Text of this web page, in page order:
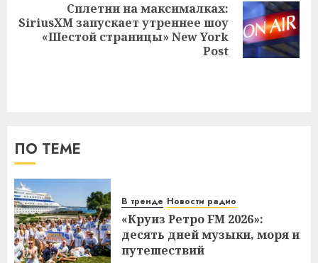
Следующая
запись:
Сплетни на максималках:
SiriusXM запускает утреннее шоу
«Шестой страницы» New York
Post
ПО ТЕМЕ
В тренде Новости радио
«Круиз Ретро FM 2026»:
десять дней музыки, моря и
путешествий